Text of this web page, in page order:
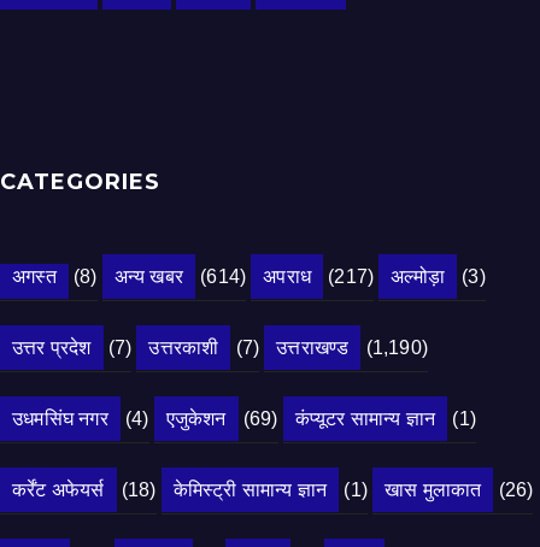
CATEGORIES
अगस्त (8) अन्य खबर (614) अपराध (217) अल्मोड़ा (3)
उत्तर प्रदेश (7) उत्तरकाशी (7) उत्तराखण्ड (1,190)
उधमसिंघ नगर (4) एजुकेशन (69) कंप्यूटर सामान्य ज्ञान (1)
कर्रेंट अफेयर्स (18) केमिस्ट्री सामान्य ज्ञान (1) खास मुलाकात (26)